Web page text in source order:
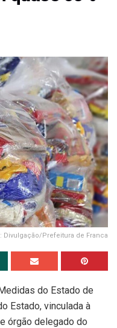
Divulgação/Prefeitura de Franca
do Estado de
Estado, vinculada à
órgão delegado do